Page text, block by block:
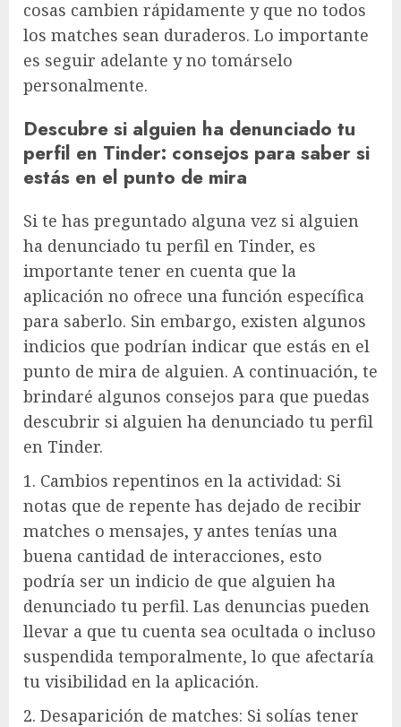
cosas cambien rápidamente y que no todos
los matches sean duraderos. Lo importante
es seguir adelante y no tomárselo
personalmente.
Descubre si alguien ha denunciado tu
perfil en Tinder: consejos para saber si
estás en el punto de mira
Si te has preguntado alguna vez si alguien
ha denunciado tu perfil en Tinder, es
importante tener en cuenta que la
aplicación no ofrece una función específica
para saberlo. Sin embargo, existen algunos
indicios que podrían indicar que estás en el
punto de mira de alguien. A continuación, te
brindaré algunos consejos para que puedas
descubrir si alguien ha denunciado tu perfil
en Tinder.
1. Cambios repentinos en la actividad: Si
notas que de repente has dejado de recibir
matches o mensajes, y antes tenías una
buena cantidad de interacciones, esto
podría ser un indicio de que alguien ha
denunciado tu perfil. Las denuncias pueden
llevar a que tu cuenta sea ocultada o incluso
suspendida temporalmente, lo que afectaría
tu visibilidad en la aplicación.
2. Desaparición de matches: Si solías tener